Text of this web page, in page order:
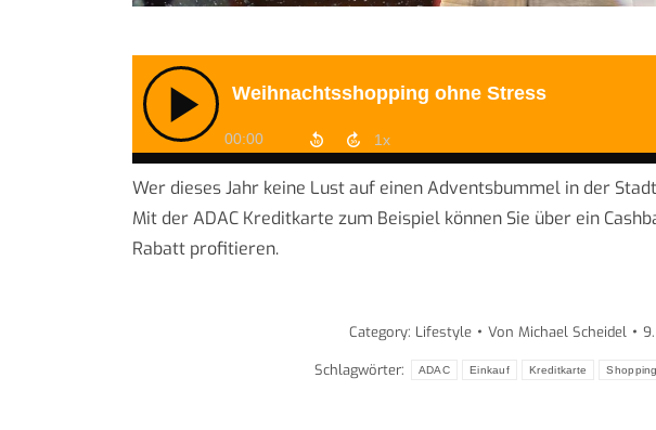
Wer dieses Jahr keine Lust auf einen Adventsbummel in der
Mit der ADAC Kreditkarte zum Beispiel können Sie über ein
Rabatt profitieren.
Category: Lifestyle Von Michael Scheidel
Schlagwörter: ADAC Einkauf Kreditkarte Shopping